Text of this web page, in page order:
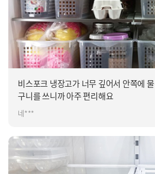
비스포크 냉장고가 너무 깊어서 안쪽에
구니를 쓰니까 아주 편리해요
네***